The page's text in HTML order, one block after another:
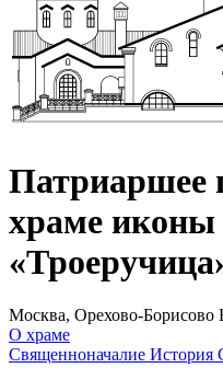
Патриаршее
храме
Москва, Орехово-
О храме
Священноначалие История